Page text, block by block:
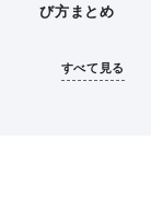
び方まとめ
すべて見る